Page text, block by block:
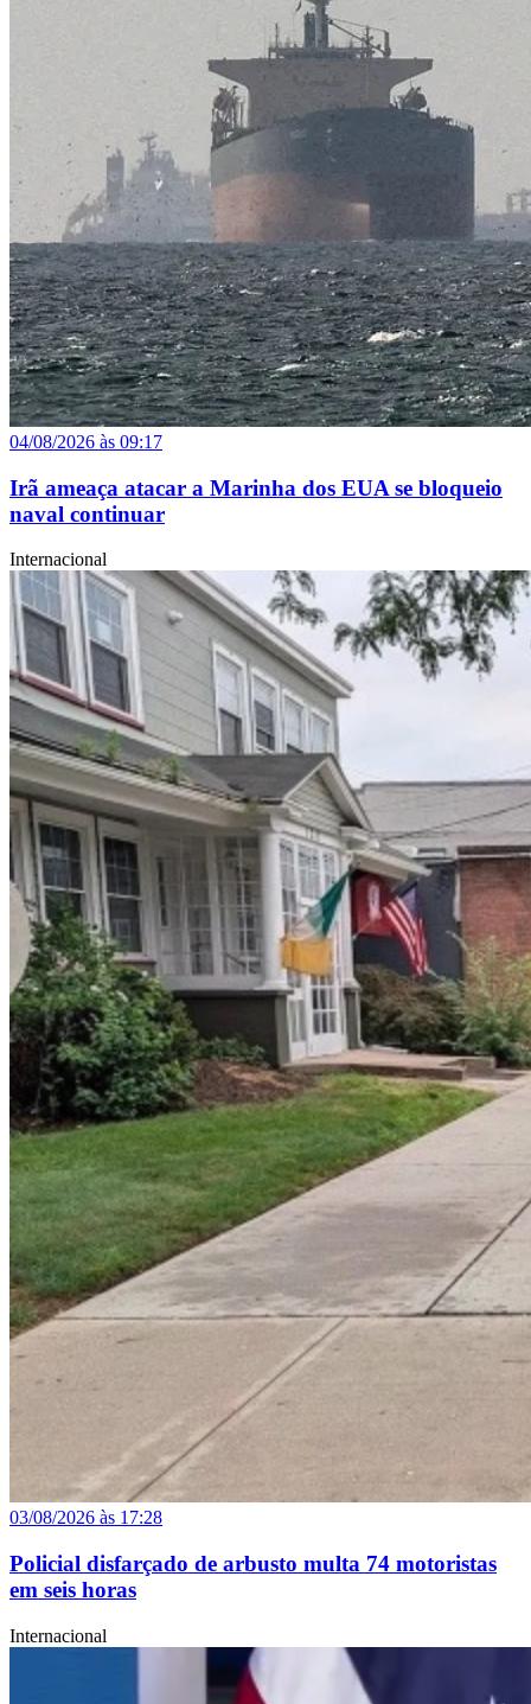
04/08/2026 às 09:17
Irã ameaça atacar a Marinha dos EUA se bloqueio
naval continuar
Internacional
03/08/2026 às 17:28
Policial disfarçado de arbusto multa 74 motoristas
em seis horas
Internacional